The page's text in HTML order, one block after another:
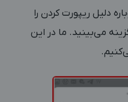
دلیل ریپورت کردن را
می‌بینید. ما در این